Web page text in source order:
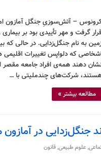
– آتش‌سوزیِ جنگل آمازون
گرفت و مهر تأییدی بود بر بیماری
به نام جنگل‌زدایی. در حالی که
که دلواپس تغییرات
دهند همه‌ی افراد جامعه
شرکت‌های چندملیتی با …
مطالعه بیشتر »
جنگل‌زدایی در
,علوم طبیعی,قانون